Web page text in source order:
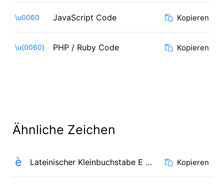
\u0060 JavaScript Code Kopieren
\u{0060} PHP / Ruby Code Kopieren
Ähnliche Zeichen
è Lateinischer Kleinbuchstabe E mit Gravis Kopieren